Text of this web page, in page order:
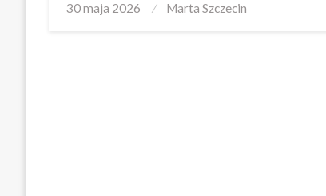
Posted
30 maja 2026 Marta Szczecin